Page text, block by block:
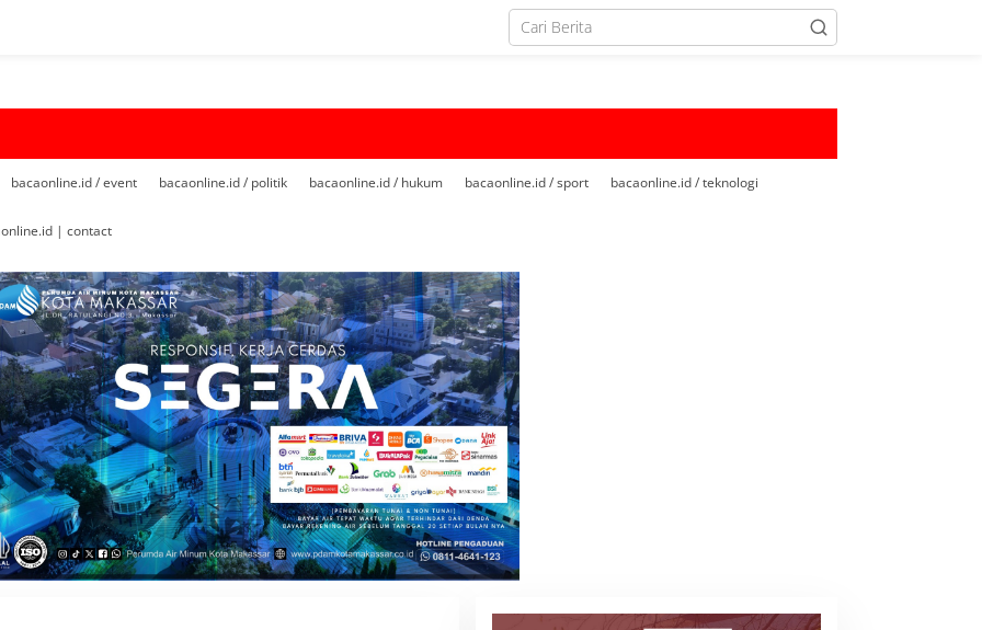
bacaonline.id / event bacaonline.id / politik bacaonline.id / hukum bacaonline.id / sport bacaonline.id / teknologi
| contact